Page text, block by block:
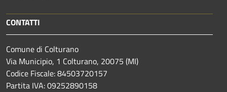
CONTATTI
Comune di Colturano
Via Municipio, 1 Colturano, 20075 (MI)
Codice Fiscale: 84503720157
Partita IVA: 09252890158